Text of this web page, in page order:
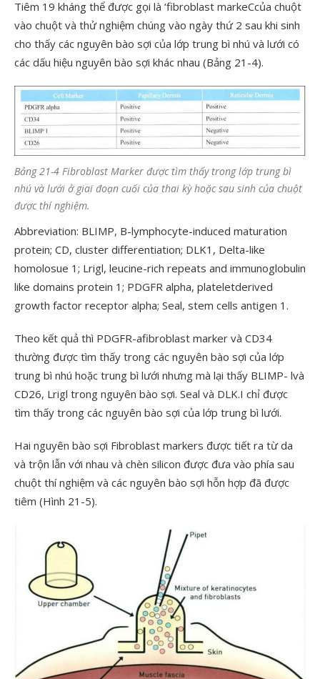
Tiêm 19 kháng thể được gọi là ‘fibroblast markeCcủa chuột
vào chuột và thử nghiệm chúng vào ngày thứ 2 sau khi sinh
cho thấy các nguyên bào sợi của lớp trung bì nhú và lưới có
các dấu hiệu nguyên bào sợi khác nhau (Bảng 21-4).
Bảng 21-4 Fibroblast Marker được tìm thấy trong lớp trung bì
nhú và lưới ở giai đoạn cuối của thai kỳ hoặc sau sinh của chuột
được thí nghiệm.
Abbreviation: BLIMP, B-lymphocyte-induced maturation
protein; CD, cluster differentiation; DLK1, Delta-like
homolosue 1; Lrigl, leucine-rich repeats and immunoglobulin
like domains protein 1; PDGFR alpha, plateletderived
growth factor receptor alpha; Seal, stem cells antigen 1.
Theo kết quả thì PDGFR-afibroblast marker và CD34
thường được tìm thấy trong các nguyên bào sợi của lớp
trung bì nhú hoặc trung bì lưới nhưng mà lại thấy BLIMP- lvà
CD26, Lrigl trong nguyên bào sợi. Seal và DLK.I chỉ được
tìm thấy trong các nguyên bào sợi của lớp trung bì lưới.
Hai nguyên bào sợi Fibroblast markers được tiết ra từ da
và trộn lẫn với nhau và chèn silicon được đưa vào phía sau
chuột thí nghiệm và các nguyên bào sợi hỗn hợp đã được
tiêm (Hình 21-5).